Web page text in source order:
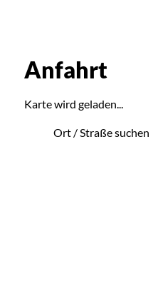
Anfahrt
Karte wird geladen...